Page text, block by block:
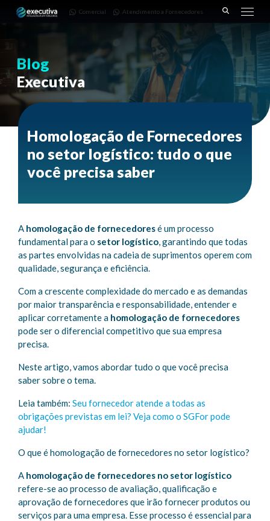
3668-
Pinhais
Comercial Atendimento a Fornecedores
Blog
Executiva
Homologação de Fornecedores
no setor logístico: tudo o que
você precisa saber
A homologação de fornecedoresé um processo
fundamental para o setor logístico, garantindo que todas
as partes envolvidas na cadeia de suprimentos operem com
qualidade, segurança e eficiência.
Com a crescente complexidade do mercado e as demandas
por maior transparência e responsabilidade, entender e
aplicar corretamente a homologação de fornecedores
pode ser o diferencial competitivo que sua empresa
precisa.
Neste artigo, vamos abordar tudo o que você precisa
saber sobre o tema.
Leia também: Seu fornecedor atende a todas as
obrigações previstas em lei? Veja como o SGFor pode
ajudar!
O que é homologação de fornecedores no setor logístico?
A homologação de fornecedores no setor logístico
refere-se ao processo de avaliação, qualificação e
aprovação de fornecedores que irão fornecer produtos ou
serviços para uma empresa. Esse processo é essencial para